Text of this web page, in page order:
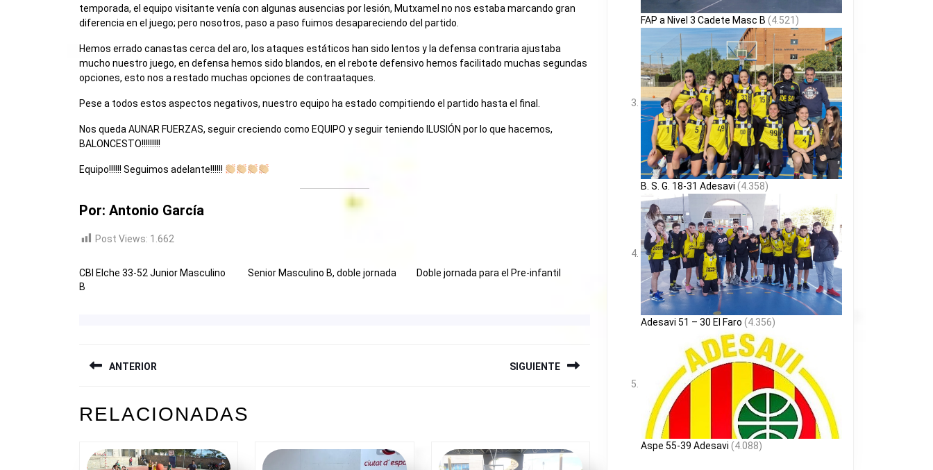
temporada, el equipo visitante venía con algunas ausencias por lesión, Mutxamel no nos estaba marcando gran
diferencia en el juego; pero nosotros, paso a paso fuimos desapareciendo del partido.
Hemos errado canastas cerca del aro, los ataques estáticos han sido lentos y la defensa contraria ajustaba
mucho nuestro juego, en defensa hemos sido blandos, en el rebote defensivo hemos facilitado muchas segundas
opciones, esto nos a restado muchas opciones de contraataques.
Pese a todos estos aspectos negativos, nuestro equipo ha estado compitiendo el partido hasta el final.
Nos queda AUNAR FUERZAS, seguir creciendo como EQUIPO y seguir teniendo ILUSIÓN por lo que hacemos,
BALONCESTO!!!!!!!!!
Equipo!!!!!! Seguimos adelante!!!!!!
Por: Antonio García
Post Views: 1.662
CBI Elche 33-52 Junior Masculino
B
Senior Masculino B, doble jornada Doble jornada para el Pre-infantil
DE
ENTRADAS
ANTERIOR
anterior:
SIGUIENTE
RELACIONADAS
FAP a Nivel 3 Cadete Masc B (4.521)
B. S. G. 18-31 Adesavi (4.358)
Adesavi 51 – 30 El Faro (4.356)
Aspe 55-39 Adesavi (4.088)